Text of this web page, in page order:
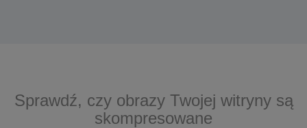
Sprawdź, czy obrazy Twojej witryny są
skompresowane